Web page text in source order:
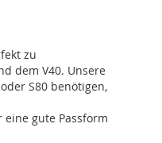
zu
dem V40. Unsere
S80 benötigen,
gute Passform